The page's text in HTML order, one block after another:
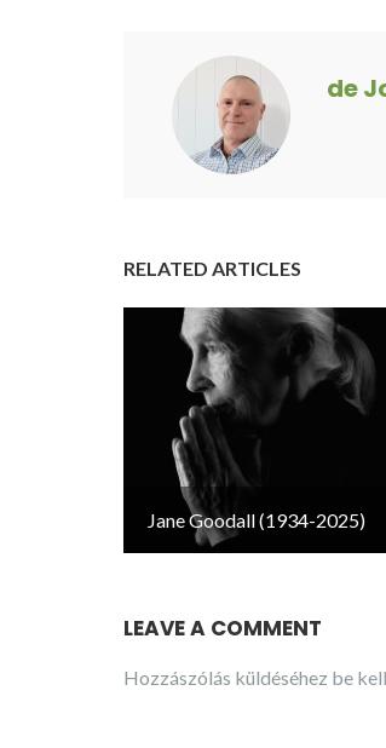
de
RELATED ARTICLES
Jane Goodall (1934-2025)
LEAVE A COMMENT
Hozzászólás küldéséhez be